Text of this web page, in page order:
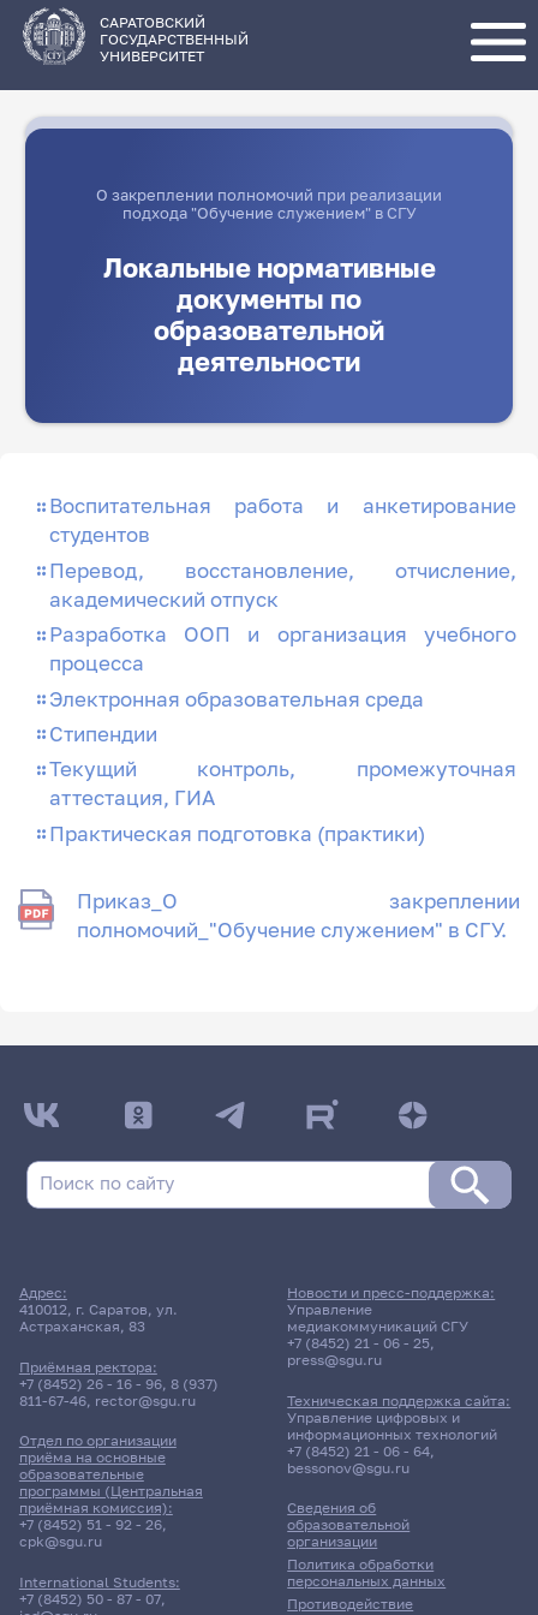
основному
содержанию
САРАТОВСКИЙ
ГОСУДАРСТВЕННЫЙ
УНИВЕРСИТЕТ
О закреплении полномочий при реализации
подхода "Обучение служением" в СГУ
Локальные нормативные
документы по
образовательной
деятельности
Воспитательная работа и анкетирование
студентов
Перевод, восстановление, отчисление,
академический отпуск
Разработка ООП и организация учебного
процесса
Электронная образовательная среда
Стипендии
Текущий контроль, промежуточная
аттестация, ГИА
Практическая подготовка (практики)
Приказ_О закреплении
полномочий_"Обучение служением" в СГУ.
Адрес:
410012, г. Саратов, ул.
Астраханская, 83
Приёмная ректора:
+7 (8452) 26 - 16 - 96, 8 (937)
811-67-46, rector@sgu.ru
Отдел по организации
приёма на основные
образовательные
программы (Центральная
приёмная комиссия):
+7 (8452) 51 - 92 - 26,
cpk@sgu.ru
International Students:
+7 (8452) 50 - 87 - 07,
Сведения об
образовательной
организации
Политика обработки
персональных данных
Противодействие
Новости и пресс-поддержка:
Управление
медиакоммуникаций СГУ
+7 (8452) 21 - 06 - 25,
press@sgu.ru
Техническая поддержка сайта:
Управление цифровых и
информационных технологий
+7 (8452) 21 - 06 - 64,
bessonov@sgu.ru